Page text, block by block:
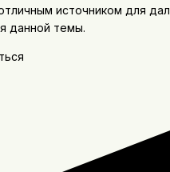
источником для
данной темы.